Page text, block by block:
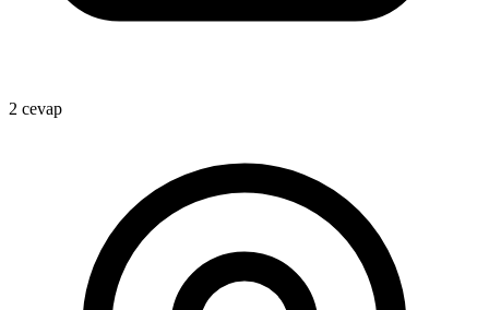
2 cevap